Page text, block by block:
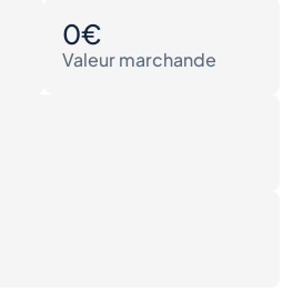
0€
Valeur marchande